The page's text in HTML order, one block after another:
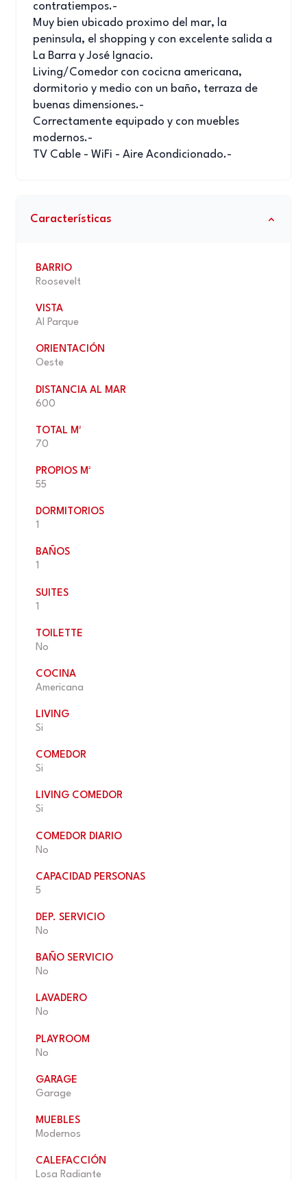
contratiempos.-
Muy bien ubicado proximo del mar, la
peninsula, el shopping y con excelente salida a
La Barra y José Ignacio.
Living/Comedor con cocicna americana,
dormitorio y medio con un baño, terraza de
buenas dimensiones.-
Correctamente equipado y con muebles
modernos.-
TV Cable - WiFi - Aire Acondicionado.-
Características
BARRIO
Roosevelt
VISTA
Al Parque
ORIENTACIÓN
Oeste
DISTANCIA AL MAR
600
TOTAL M²
70
PROPIOS M²
55
DORMITORIOS
1
BAÑOS
1
SUITES
1
TOILETTE
No
COCINA
Americana
LIVING
Si
COMEDOR
Si
LIVING COMEDOR
Si
COMEDOR DIARIO
No
CAPACIDAD PERSONAS
5
DEP. SERVICIO
No
BAÑO SERVICIO
No
LAVADERO
No
PLAYROOM
No
GARAGE
Garage
MUEBLES
Modernos
CALEFACCIÓN
Losa Radiante